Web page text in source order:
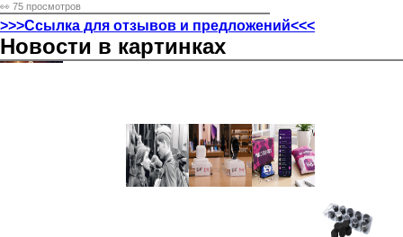
👀 75 просмотров
>>>Ссылка для отзывов и предложений<<<
Новости в картинках